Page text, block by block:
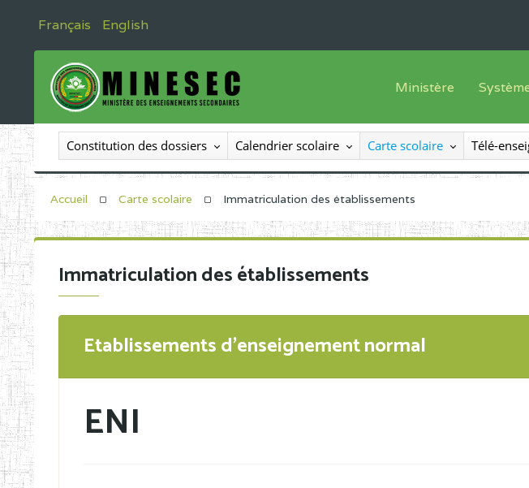
Français English
Ministère
Le Ministre
Le SEESEN
Inspection Générale
Organigramme
Offre
Constitution des dossiers Calendrier scolaire Carte scolaire Télé-
Accueil Carte scolaire Immatriculation des établissements
Immatriculation des établissements
Etablissements d'enseignement normal
ENI